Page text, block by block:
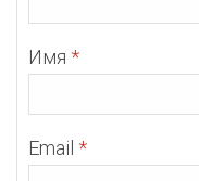
Имя *
Email *